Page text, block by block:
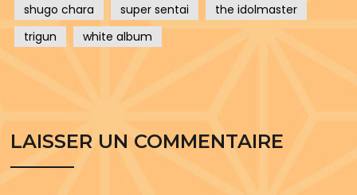
shugo chara
super sentai
the idolmaster
trigun
white album
LAISSER UN COMMENTAIRE